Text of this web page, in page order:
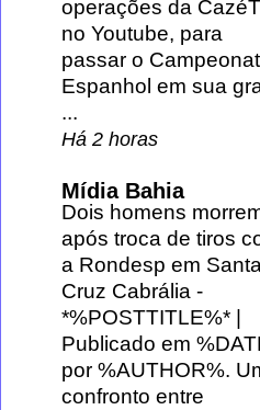
operações da
no Youtube, para
passar o
Espanhol em sua
...
Há 2 horas
Mídia Bahia
Dois homens
após troca de tiros
a Rondesp em
Cruz Cabrália -
*%POSTTITLE%* |
Publicado em
por %AUTHOR%.
confronto entre